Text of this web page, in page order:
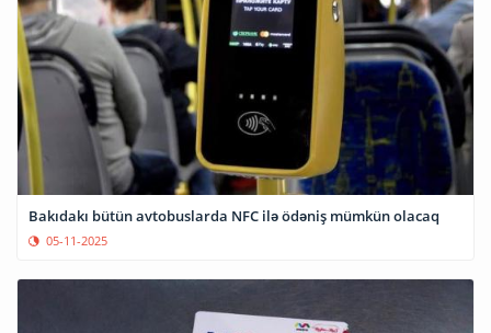
Bakıdakı bütün avtobuslarda NFC ilə ödəniş mümkün olacaq
05-11-2025